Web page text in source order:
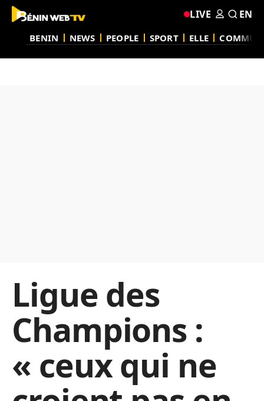
BENIN NEWS PEOPLE SPORT ELLE
LIVE EN
Ligue des
Champions :
« ceux qui ne